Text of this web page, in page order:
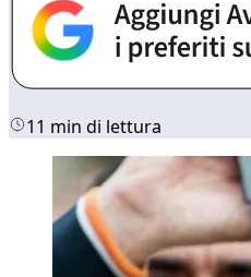
11 min di lettura